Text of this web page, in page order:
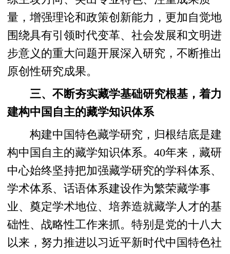
量，增强理论和政策创新能力，更加自觉地
围绕具有引领时代变革、社会发展和文明进
步意义的重大问题开展深入研究，不断推出
原创性研究成果。
三、不断夯实藏学基础研究根基，着力
建构中国自主的藏学知识体系
构建中国特色藏学研究，归根结底是建
构中国自主的藏学知识体系。40年来，藏研
中心始终坚持把加强藏学研究的学科体系、
学术体系、话语体系建设作为繁荣藏学事
业、奠定学术地位、培养造就藏学人才的基
础性、战略性工作来抓。特别是党的十八大
以来，努力推进以习近平新时代中国特色社